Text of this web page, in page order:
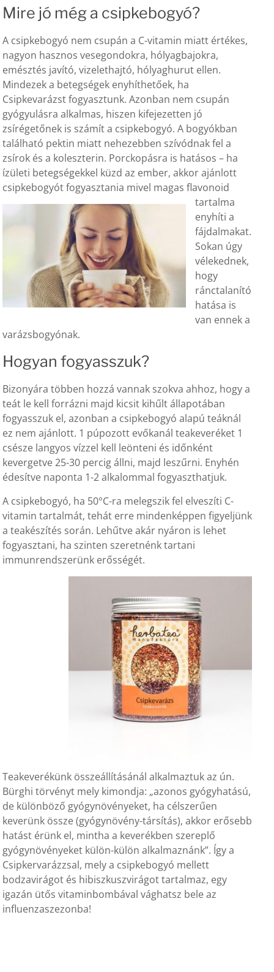
Mire jó még a csipkebogyó?
A csipkebogyó nem csupán a C-vitamin miatt értékes,
nagyon hasznos vesegondokra, hólyagbajokra,
emésztés javító, vizelethajtó, hólyaghurut ellen.
Mindezek a betegségek enyhíthetőek, ha
Csipkevarázst fogyasztunk. Azonban nem csupán
gyógyulásra alkalmas, hiszen kifejezetten jó
zsírégetőnek is számít a csipkebogyó. A bogyókban
található pektin miatt nehezebben szívódnak fel a
zsírok és a koleszterin. Porckopásra is hatásos – ha
ízületi betegségekkel küzd az ember, akkor ajánlott
csipkebogyótfogyasztania mivel magas flavonoid
tartalma
enyhíti a
fájdalmakat.
Sokan úgy
vélekednek,
hogy
ránctalanító
hatása is
van ennek a
varázsbogyónak.
Hogyan fogyasszuk?
Bizonyára többen hozzá vannak szokva ahhoz, hogy a
teát le kell forrázni majd kicsit kihűlt állapotában
fogyasszuk el, azonban a csipkebogyó alapú teáknál
ez nem ajánlott. 1 púpozott evőkanál teakeveréket 1
csésze langyos vízzel kell leönteni és időnként
kevergetve 25-30 percig állni, majd leszűrni. Enyhén
édesítve naponta 1-2 alkalommal fogyaszthatjuk.
A csipkebogyó, ha 50°C-ra melegszik fel elveszíti C-
vitamin tartalmát, tehát erre mindenképpen figyeljünk
a teakészítés során. Lehűtve akár nyáron is lehet
fogyasztani, ha szinten szeretnénk tartani
immunrendszerünk erősségét.
Teakeverékünk összeállításánál alkalmaztuk az ún.
Bürghi törvényt mely kimondja: „azonos gyógyhatású,
de különböző gyógynövényeket, ha célszerűen
keverünk össze (gyógynövény-társítás), akkor erősebb
hatást érünk el, mintha a keverékben szereplő
gyógynövényeket külön-külön alkalmaznánk”. Így a
Csipkervarázzsal, mely a csipkebogyó mellett
bodzavirágot és hibiszkuszvirágot tartalmaz, egy
igazán ütős vitaminbombával vághatsz bele az
influenzaszezonba!